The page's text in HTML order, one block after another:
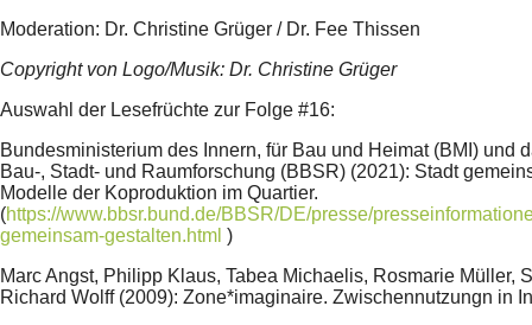
Moderation: Dr. Christine Grüger / Dr. Fee Thissen
Copyright von Logo/Musik: Dr. Christine Grüger
Auswahl der Lesefrüchte zur Folge #16:
Bundesministerium des Innern, für Bau und Heimat (BMI) und
Bau-, Stadt- und Raumforschung (BBSR) (2021): Stadt
Modelle der Koproduktion im Quartier.
(https://www.bbsr.bund.de/BBSR/DE/presse/
gemeinsam-gestalten.html )
Marc Angst, Philipp Klaus, Tabea Michaelis, Rosmarie Müller,
Richard Wolff (2009): Zone*imaginaire. Zwischennutzungn in